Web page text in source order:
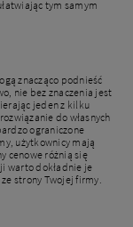
tym samym
znacząco podnieść
nie bez znaczenia jest
jeden z kilku
do własnych
ograniczone
użytkownicy mają
cenowe różnią się
warto dokładnie je
strony Twojej firmy.